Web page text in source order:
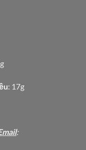
: 17g
: